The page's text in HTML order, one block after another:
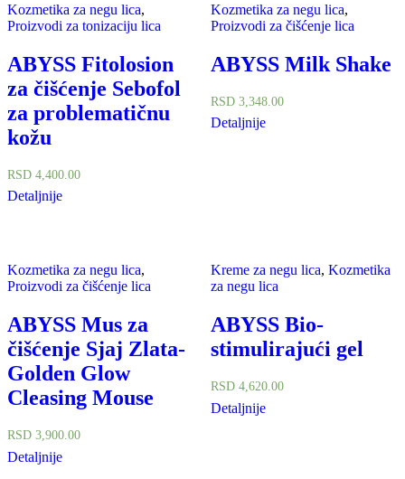
Kozmetika za negu lica,
Proizvodi za tonizaciju lica
ABYSS Fitolosion
za čišćenje Sebofol
za problematičnu
kožu
RSD 4,400.00
Detaljnije
Kozmetika za negu lica,
Proizvodi za čišćenje lica
ABYSS Milk Shake
RSD 3,348.00
Detaljnije
Kozmetika za negu lica,
Proizvodi za čišćenje lica
ABYSS Mus za
čišćenje Sjaj Zlata-
Golden Glow
Cleasing Mouse
RSD 3,900.00
Detaljnije
Kreme za negu lica, Kozmetika
za negu lica
ABYSS Bio-
stimulirajući gel
RSD 4,620.00
Detaljnije